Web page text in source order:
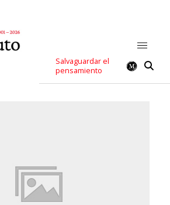
Salvaguardar el
pensamiento